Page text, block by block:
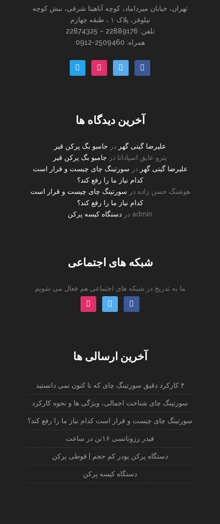
تهران، خیابان میرداماد، کوچه آناهیتا شرقی، نبش کوچه
نیلوفر، پلاک ۱ ، طبقه چهارم
تلفن: 22889176 – 22874325
همراه: 2509460-0912
facebook
twitter
instagram
paper-
plane-
آخرین دیدگاه ها
علیرضا گیتی گهر در جامبو بگ پرکن قیر
پترو عایق اسپادانا در جامبو بگ پرکن قیر
علیرضا گیتی گهر در سورتینگ چای چیست و قرار است
کدام نیاز ما را رفع کند؟
هوشنگ حسن زاده در سورتینگ چای چیست و قرار است
کدام نیاز ما را رفع کند؟
admin در دستگاه کیسه پرکن
شبکه های اجتماعی
ما به تدریج در شبکه های اجتماعی هم فعال می شویم
facebook
twitter
instagram
آخرین ارسالی ها
۳ کارکرد دقیق سورتینگ چای که تا کنون نمی دانستید
سورتینگ چای شناخت اجمالی، ویژگی ها و نحوه کارکرد
سورتینگ چای چیست و قرار است کدام نیاز ما را رفع کند؟
فیدر رزونانسی ۱۶تن در ساعت
دستگاه پرکن پودر کم حجم | قوطی پرکن
دستگاه کیسه پرکن